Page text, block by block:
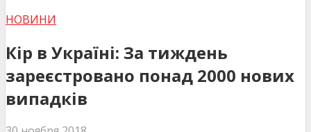
НОВИНИ
Кір в Україні: За тиждень
зареєстровано понад 2000 нових
випадків